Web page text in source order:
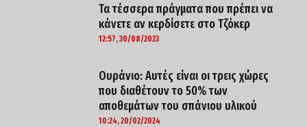
Τα τέσσερα πράγματα που πρέπει να
κάνετε αν κερδίσετε στο Τζόκερ
12:57, 30/08/2023
Ουράνιο: Αυτές είναι οι τρεις χώρες
που διαθέτουν το 50% των
αποθεμάτων του σπάνιου υλικού
10:24, 20/02/2024